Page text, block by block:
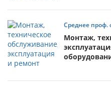
Среднее проф.
Монтаж,